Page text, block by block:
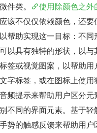
件类。
使用除颜色之外
该不仅仅依赖颜色，还
帮助实现这一目标：不
以具有独特的形状，以
签或视觉图案，以帮助
字标签，或在图标上使
频提示来帮助用户区分
不同的界面元素。基于
势的触感反馈来帮助用